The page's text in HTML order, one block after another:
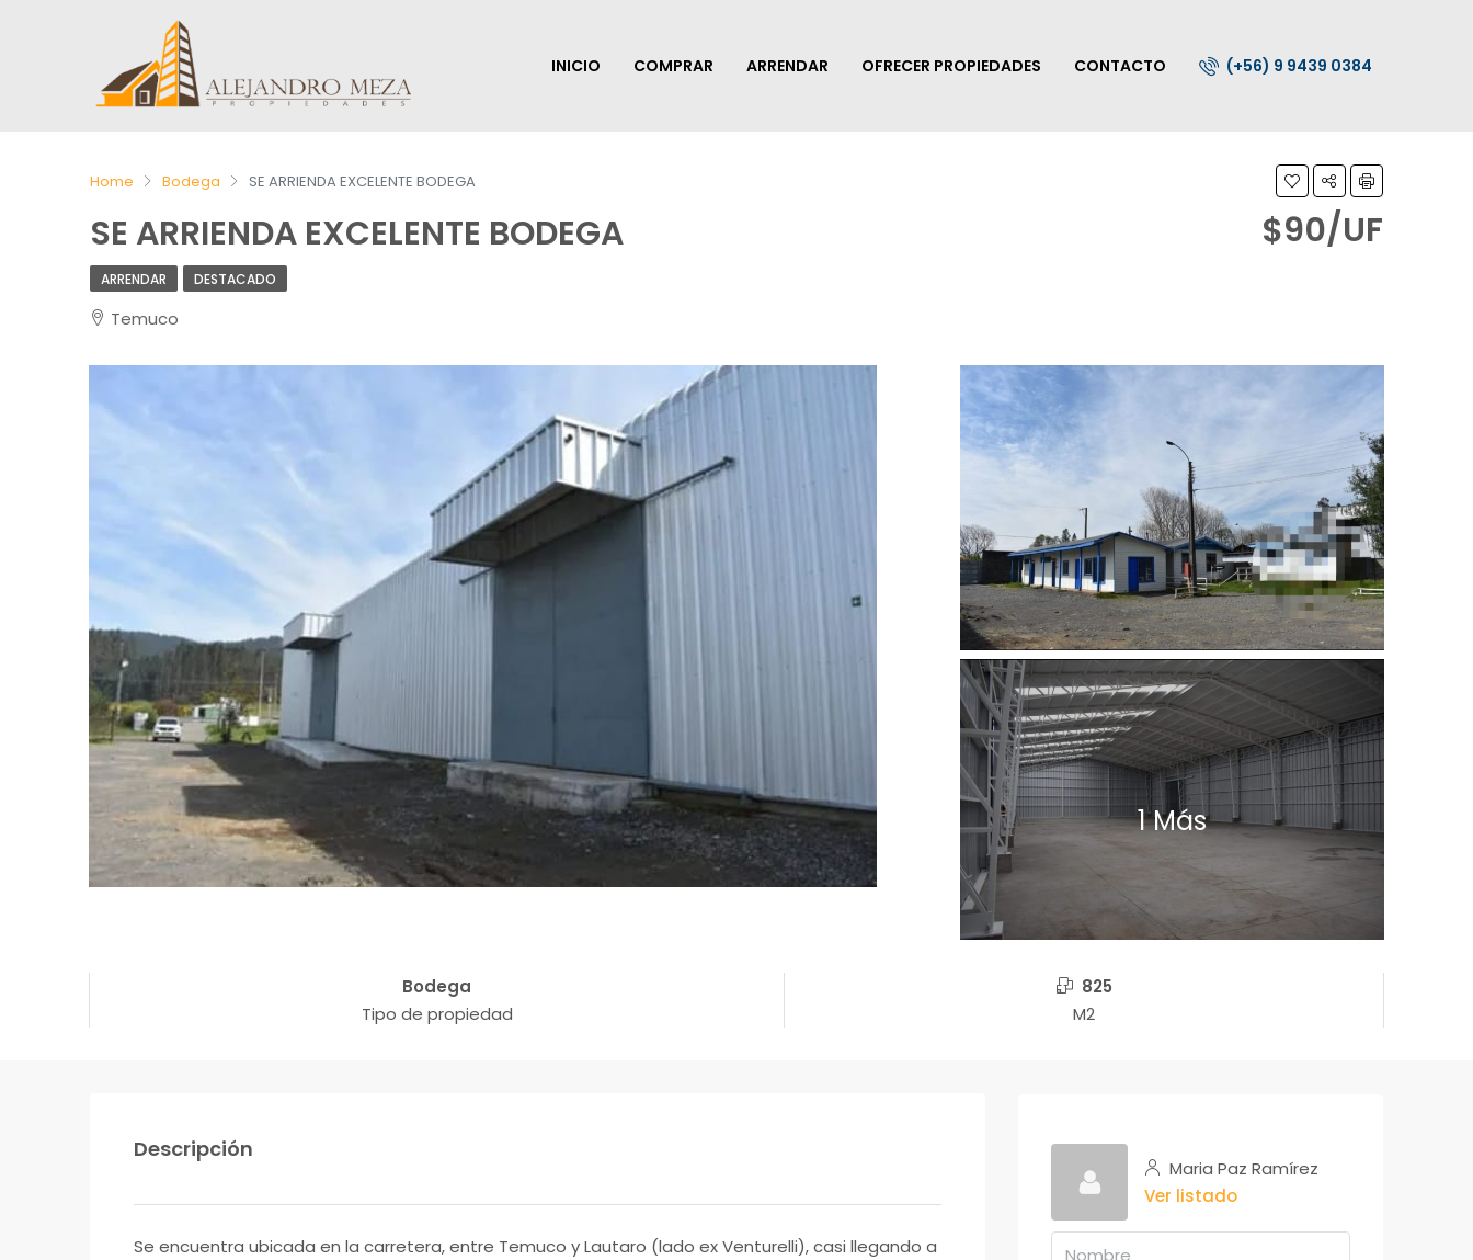
INICIO COMPRAR ARRENDAR OFRECER PROPIEDADES CONTACTO (+56) 9 9439 0384
Home Bodega SE ARRIENDA EXCELENTE BODEGA
SE ARRIENDA EXCELENTE BODEGA $90/UF
ARRENDAR DESTACADO
Temuco
1 Más
Bodega
Tipo de propiedad
825
M2
Descripción
Se encuentra ubicada en la carretera, entre Temuco y Lautaro (lado ex Venturelli), casi llegando a
Maria Paz Ramírez
Ver listado